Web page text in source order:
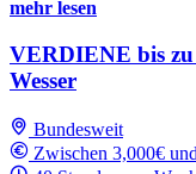
mehr lesen
VERDIENE bis
Wesser
Bundesweit
Zwischen 3,000€